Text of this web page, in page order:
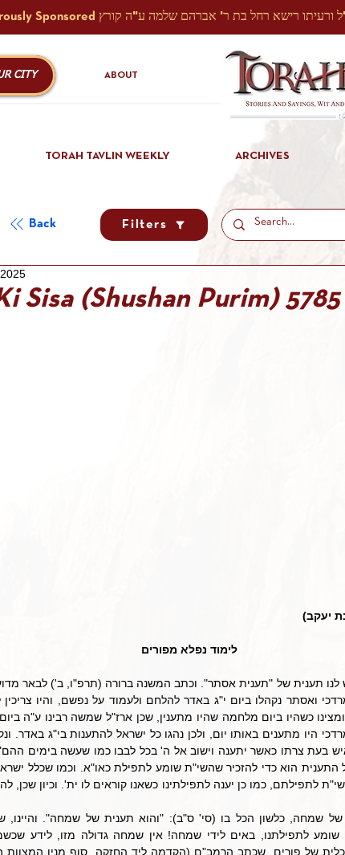
CITY ABOUT
TORAH TAVLIN WEEKLY ARCHIVES
Back Filters
Sisa (Shushan Purim) 5785
יעקב)
לימוד נפלא מפורים